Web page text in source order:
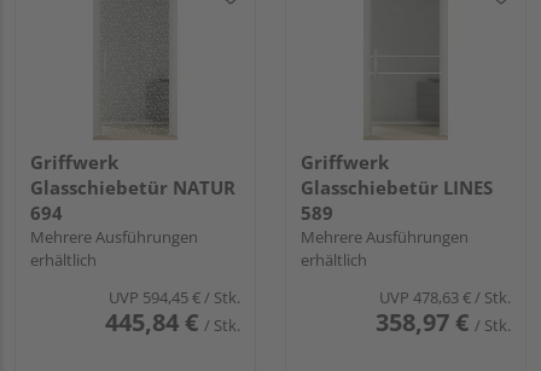
Griffwerk
Glasschiebetür NATUR
694
Mehrere Ausführungen
erhältlich
UVP 594,45 €/ Stk.
445,84 € / Stk.
Griffwerk
Glasschiebetür LINES
589
Mehrere Ausführungen
erhältlich
UVP 478,63 €/ Stk.
358,97 € / Stk.